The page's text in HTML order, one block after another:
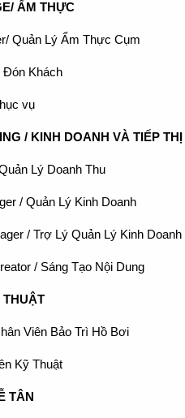
ẨM THỰC
Quản Lý Ẩm Thực Cụm
Đón Khách
vụ
/ KINH DOANH VÀ TIẾP THỊ
Lý Doanh Thu
/ Quản Lý Kinh Doanh
/ Trợ Lý Quản Lý Kinh Doanh
/ Sáng Tạo Nội Dung
THUẬT
Viên Bảo Trì Hồ Bơi
Kỹ Thuật
TÂN